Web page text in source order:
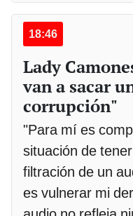
18:46
Lady
van a sacar
corrupción"
"Para mí es
situación de
filtración de un
es vulnerar mi